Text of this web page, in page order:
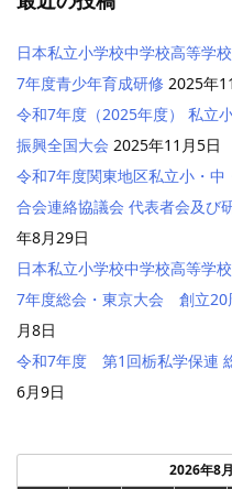
日本私立小学校中学校高等学
7年度青少年育成研修 2025年
令和7年度（2025年度） 私立
振興全国大会 2025年11月5日
令和7年度関東地区私立小・中
合会連絡協議会 代表者会及び
年8月29日
日本私立小学校中学校高等学
7年度総会・東京大会 創立20
月8日
令和7年度 第1回栃私学保連
6月9日
2026年8月